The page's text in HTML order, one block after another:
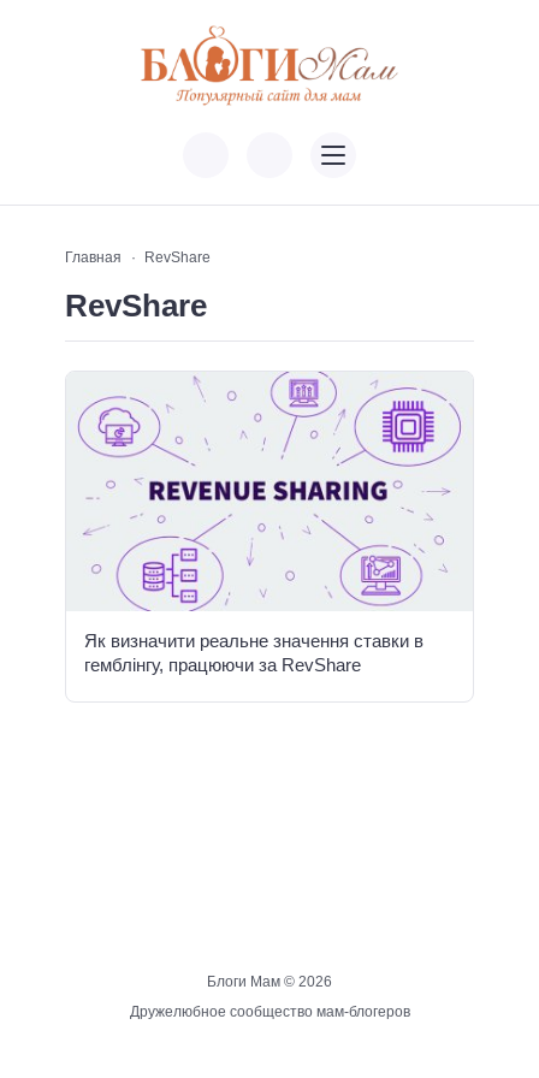
Главная RevShare
RevShare
Як визначити реальне значення ставки в
гемблінгу, працюючи за RevShare
Блоги Мам © 2026
Дружелюбное сообщество мам-блогеров